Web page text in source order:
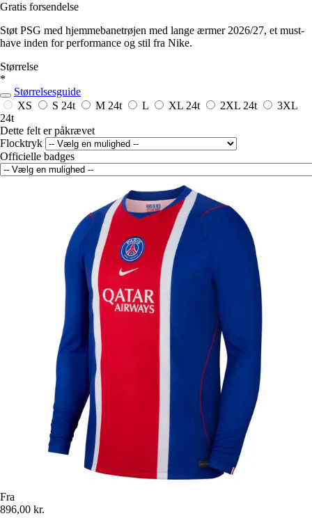
Gratis forsendelse
Støt PSG med hjemmebanetrøjen med lange ærmer 2026/27, et must-
have inden for performance og stil fra Nike.
Størrelse
*
Størrelsesguide
XS
S 24t M 24t L XL 24t 2XL 24t
3XL
24t
Dette felt er påkrævet
Flocktryk
Officielle badges
Fra
896,00 kr.